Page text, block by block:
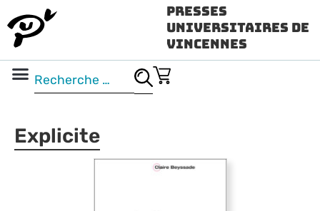
Presses
Universitaires de
Vincennes
Explicite